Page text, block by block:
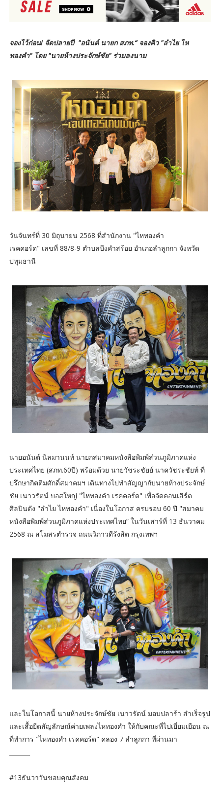
จองไว้ก่อน! จัดปลายปี​ "อนันต์ นายก​ สภท.“ จองคิว​ "ลําไย ไห
ทองคำ" โดย​ "นายห้างประจักษ์ชัย" ร่วมลงนาม
วันจันทร์ที่ 30 มิถุนายน 2568 ที่สำนักงาน "ไหทองคำ
เรคคอร์ด" เลขที่ 88/8-9 ตำบลบึงคำสร้อย อำเภอลำลูกกา จังหวัด
ปทุมธานี
นายอนันต์ นิลมานนท์ นายกสมาคมหนังสือพิมพ์ส่วนภูมิภาคแห่ง
ประเทศไทย (สภท.60ปี)​ พร้อมด้วย​ นายวัชระชัย​ย์​ นาควัชระชัยท์ ที่
ปรึกษากิตติมศักดิ์สมาคมฯ เดินทางไปทำสัญญากับนายห้างประจักษ์
ชัย​ เนาวรัตน์ บอสใหญ่ "ไหทองคำ เรคคอร์ด" เพื่อจัดคอนเสิร์ต
ศิลปินดัง "ลำไย ไหทองคำ" เนื่องในโอกาส ครบรอบ 60 ปี​ "สมาคม
หนังสือพิมพ์ส่วนภูมิภาคแห่งประเทศไทย” ในวันเสาร์ที่ 13 ธันวาคม
2568 ณ สโมสรตำรวจ ถนนวิภาวดีรังสิต กรุงเทพฯ
และในโอกาสนี้ นายห้างประจักษ์ชัย เนาวรัตน์ มอบปลาร้า สำเร็จรูป
และเสื้อยืดสัญลักษณ์ค่ายเพลงไหทองคำ ให้กับคณะที่ไปเยี่ยมเยือน ณ​
ที่ทำการ "ไหทองคำ เรคคอร์ด" คลอง 7 ลำลูกกา ที่ผ่านมา
#13ธันวาวันขอบคุณสังคม